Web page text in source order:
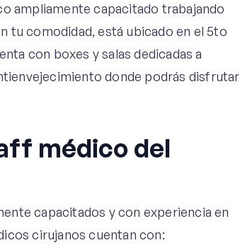
ampliamente capacitado trabajando
tu comodidad, está ubicado en el 5to
con boxes y salas dedicadas a
donde podrás disfrutar
médico del
capacitados y con experiencia en
cirujanos cuentan con: